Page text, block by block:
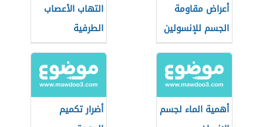
أعراض مقاومة
الجسم للإنسولين
التهاب الأعصاب
الطرفية
أهمية الماء لجسم
أضرار تكميم